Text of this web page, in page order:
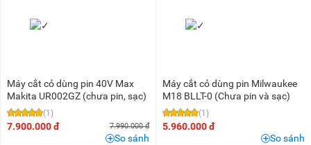
Máy cắt cỏ dùng pin 40V Max
Makita UR002GZ (chưa pin, sạc)
(1)
7.900.000 đ 7.990.000 đ
So sánh
Máy cắt cỏ dùng pin Milwaukee
M18 BLLT-0 (Chưa pin và sạc)
(1)
5.960.000 đ
So sánh